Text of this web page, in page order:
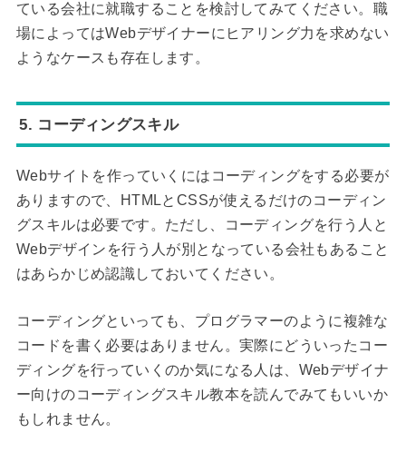
ている会社に就職することを検討してみてください。職
場によってはWebデザイナーにヒアリング力を求めない
ようなケースも存在します。
5. コーディングスキル
Webサイトを作っていくにはコーディングをする必要が
ありますので、HTMLとCSSが使えるだけのコーディン
グスキルは必要です。ただし、コーディングを行う人と
Webデザインを行う人が別となっている会社もあること
はあらかじめ認識しておいてください。
コーディングといっても、プログラマーのように複雑な
コードを書く必要はありません。実際にどういったコー
ディングを行っていくのか気になる人は、Webデザイナ
ー向けのコーディングスキル教本を読んでみてもいいか
もしれません。